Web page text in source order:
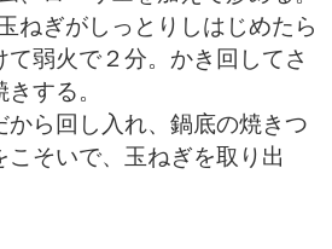
ねぎがしっとりしはじめたら
弱火で２分。かき回してさ
する。
から回し入れ、鍋底の焼きつ
こそいで、玉ねぎを取り出